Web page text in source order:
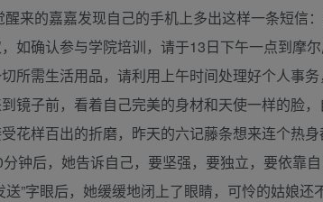
来的嘉嘉发现自己的手机上多出这样一条短信
如确认参与学院培训，请于13日下午一点到摩
所需生活用品，请利用上午时间处理好个人事
镜子前，看着自己完美的身材和天使一样的脸
花样百出的折磨，昨天的六记藤条想来连个热
钟后，她告诉自己，要坚强，要独立，要依靠
”字眼后，她缓缓地闭上了眼睛，可怜的姑娘还